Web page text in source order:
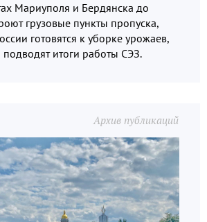
Мариуполя и Бердянска до
грузовые пункты пропуска,
готовятся к уборке урожаев,
итоги работы СЭЗ.
Архив публикаций